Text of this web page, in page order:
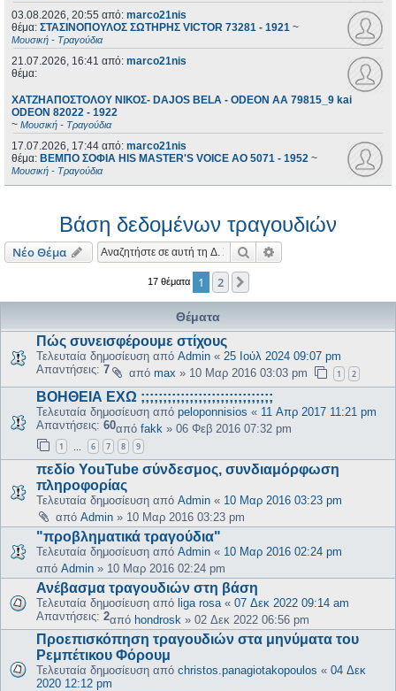
03.08.2026, 20:55 από: marco21nis
θέμα: ΣΤΑΣΙΝΟΠΟΥΛΟΣ ΣΩΤΗΡΗΣ VICTOR 73281 - 1921 ~
Μουσική - Τραγούδια
21.07.2026, 16:41 από: marco21nis
θέμα:
ΧΑΤΖΗΑΠΟΣΤΟΛΟΥ ΝΙΚΟΣ- DAJOS BELA - ODEON AA 79815_9 kai
ODEON 82022 - 1922
~ Μουσική - Τραγούδια
17.07.2026, 17:44 από: marco21nis
θέμα: ΒΕΜΠΟ ΣΟΦΙΑ HIS MASTER'S VOICE AO 5071 - 1952 ~
Μουσική - Τραγούδια
Βάση δεδομένων τραγουδιών
Νέο Θέμα Αναζήτηση
17 θέματα 1 2
Θέματα
Πώς συνεισφέρουμε στίχους
Τελευταία δημοσίευση από Admin « 25 Ιούλ 2024 09:07 pm
Απαντήσεις: 7 από max » 10 Μαρ 2016 03:03 pm 1 2
ΒΟΗΘΕΙΑ ΕΧΩ ;;;;;;;;;;;;;;;;;;;;;;;;;;;;;;
Τελευταία δημοσίευση από peloponnisios « 11 Απρ 2017 11:21 pm
Απαντήσεις: 60από fakk » 06 Φεβ 2016 07:32 pm
1 6 7 8 9
πεδίο YouTube σύνδεσμος, συνδιαμόρφωση
πληροφορίας
Τελευταία δημοσίευση από Admin « 10 Μαρ 2016 03:23 pm
από Admin » 10 Μαρ 2016 03:23 pm
"προβληματικά τραγούδια"
Τελευταία δημοσίευση από Admin « 10 Μαρ 2016 02:24 pm
από Admin » 10 Μαρ 2016 02:24 pm
Ανέβασμα τραγουδιών στη βάση
Τελευταία δημοσίευση από liga rosa « 07 Δεκ 2022 09:14 am
Απαντήσεις: 2από hondrosk » 02 Δεκ 2022 06:56 pm
Προεπισκόπηση τραγουδιών στα μηνύματα του
Ρεμπέτικου Φόρουμ
Τελευταία δημοσίευση από christos.panagiotakopoulos « 04 Δεκ
2020 12:12 pm